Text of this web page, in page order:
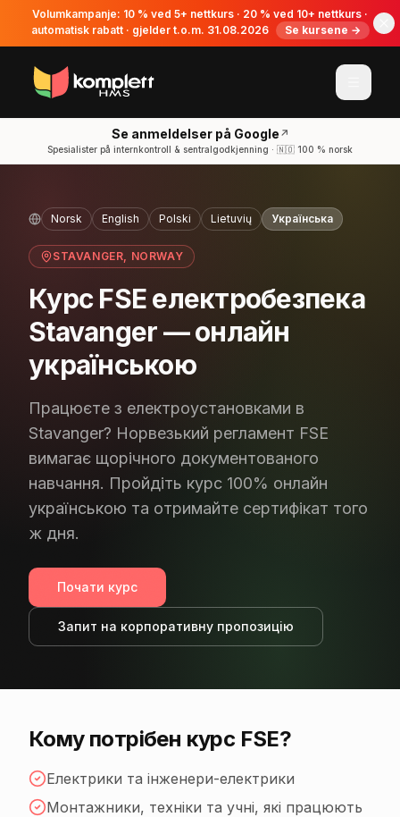
Volumkampanje: 10 % ved 5+ nettkurs · 20 % ved 10+ nettkurs ·
automatisk rabatt · gjelder t.o.m. 31.08.2026
Se kursene →
Se anmeldelser på Google ↗
Spesialister på internkontroll & sentralgodkjenning · 🇳🇴 100 % norsk
Norsk English Polski Lietuvių Українська
STAVANGER, NORWAY
Курс FSE електробезпека
Stavanger — онлайн
українською
Працюєте з електроустановками в
Stavanger? Норвезький регламент FSE
вимагає щорічного документованого
навчання. Пройдіть курс 100% онлайн
українською та отримайте сертифікат того
ж дня.
Почати курс
Запит на корпоративну пропозицію
Кому потрібен курс FSE?
Електрики та інженери-електрики
Монтажники, техніки та учні, які працюють